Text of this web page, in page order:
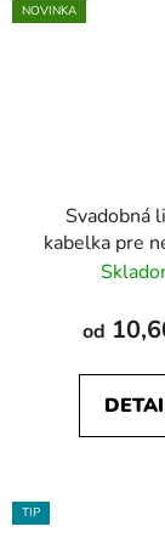
NOVINKA
Svadobná
kabelka pre
Biela /
od
TIP